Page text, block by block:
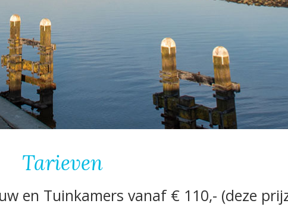
Tarieven
en Tuinkamers vanaf € 110,- (deze